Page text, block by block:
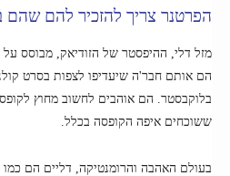
הפרטנר צריך להזכיר להם שהם
מזל דלי, ההיפסטר של הזודיאק, מבוסס
הם אותם חבר'ה שיעדיפו לצפות בסרט
בלוקבסטר. הם אוהבים לחשוב מחוץ
ששוכחים איפה הקופסה בכלל.
בעולם האהבה והרומנטיקה, דליים הם